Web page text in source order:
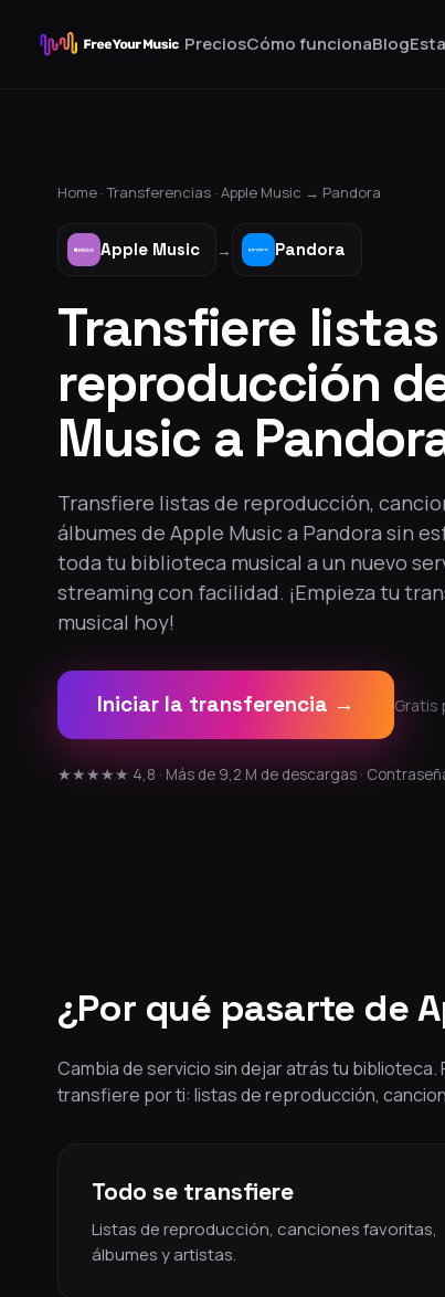
PreciosCómo funcionaBlog
Home ·Transferencias · Apple Music → Pandora
Apple Music → Pandora
Transfiere
reproducción
Music a
Transfiere listas de reproducción,
álbumes de Apple Music a Pandora sin
toda tu biblioteca musical a un nuevo
streaming con facilidad. ¡Empieza tu
musical hoy!
Iniciar la transferencia → Gratis
★★★★★ 4,8 · Más de 9,2 M de descargas ·
¿Por qué pasarte de
Cambia de servicio sin dejar atrás tu biblioteca.
transfiere por ti: listas de reproducción,
Todo se transfiere
Listas de reproducción, canciones favoritas,
álbumes y artistas.